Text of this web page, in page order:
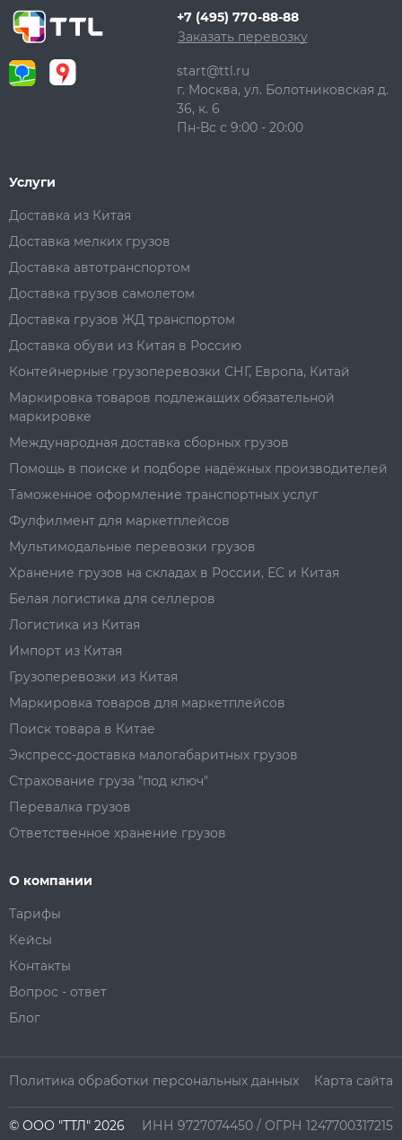
+7 (495) 770-88-88
Заказать перевозку
start@ttl.ru
г. Москва, ул. Болотниковская д.
36, к. 6
Пн-Вс с 9:00 - 20:00
Услуги
Доставка из Китая
Доставка мелких грузов
Доставка автотранспортом
Доставка грузов самолетом
Доставка грузов ЖД транспортом
Доставка обуви из Китая в Россию
Контейнерные грузоперевозки СНГ, Европа, Китай
Маркировка товаров подлежащих обязательной
маркировке
Международная доставка сборных грузов
Помощь в поиске и подборе надёжных производителей
Таможенное оформление транспортных услуг
Фулфилмент для маркетплейсов
Мультимодальные перевозки грузов
Хранение грузов на складах в России, ЕС и Китая
Белая логистика для селлеров
Логистика из Китая
Импорт из Китая
Грузоперевозки из Китая
Маркировка товаров для маркетплейсов
Поиск товара в Китае
Экспресс-доставка малогабаритных грузов
Страхование груза "под ключ"
Перевалка грузов
Ответственное хранение грузов
О компании
Тарифы
Кейсы
Контакты
Вопрос - ответ
Блог
©️ ООО "ТТЛ" 2026 ИНН 9727074450 / ОГРН 1247700317215
Политика обработки персональных данных Карта сайта